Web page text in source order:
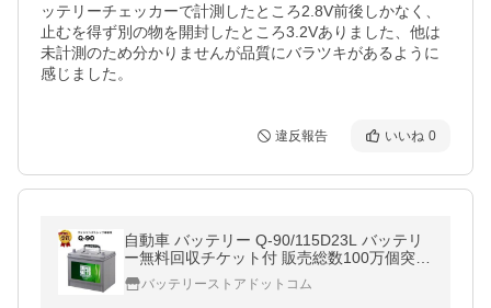
ッテリーチェッカーで計測したところ2.8V前後しかなく、
止むを得ず別の物を開封したところ3.2Vありました、他は
未計測のため分かりませんが品質にバラツキがあるように
感じました。
違反報告 いいね 0
自動車 バッテリー Q-90/115D23L バッテリ
ー無料回収チケット付 販売総数100万個突破
Q-85 55D23L 65D23L 85D23L Q90 互換 ス
ーパーナット アイドリングストップ
バッテリーストアドットコム